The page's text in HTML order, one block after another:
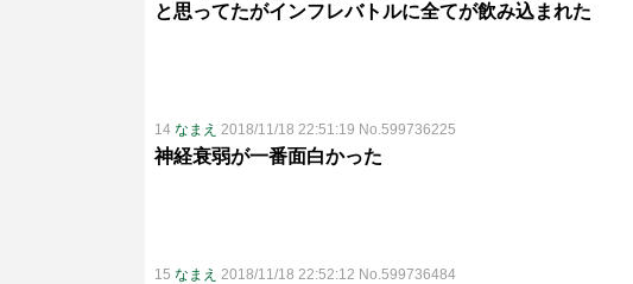
と思ってたがインフレバトルに全てが飲み込まれた
14 なまえ 2018/11/18 22:51:19 No.599736225
神経衰弱が一番面白かった
15 なまえ 2018/11/18 22:52:12 No.599736484